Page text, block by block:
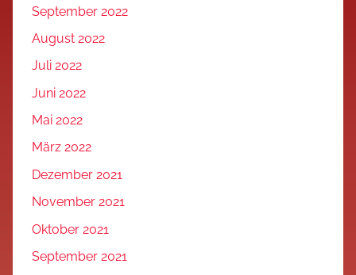
September 2022
August 2022
Juli 2022
Juni 2022
Mai 2022
März 2022
Dezember 2021
November 2021
Oktober 2021
September 2021